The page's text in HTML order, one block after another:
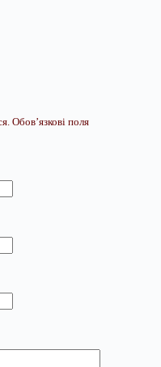
Обов’язкові поля